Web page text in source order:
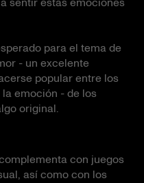
para el tema de
- un excelente
popular entre los
emoción - de los
original.
con juegos
así como con los